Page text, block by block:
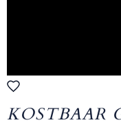
KOSTBAAR